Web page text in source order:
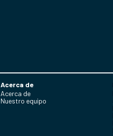
Acerca de
Acerca de
Nuestro equipo